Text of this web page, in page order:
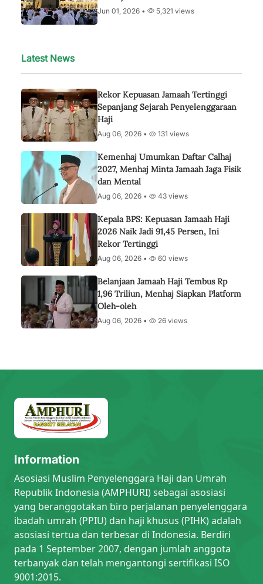
Jun 01, 2026 • 5,321 views
Latest News
Rekor Kepuasan Jamaah Tertinggi
Sepanjang Sejarah Penyelenggaraan
Haji
Aug 06, 2026 • 131 views
Kemenhaj Umumkan Daftar Calhaj
2027, Menhaj Minta Jamaah Jaga Fisik
dan Mental
Aug 06, 2026 • 43 views
Kepala BPS: Kepuasan Jamaah Haji
2026 Naik Jadi 91,45 Persen, Ini
Rekor Tertinggi
Aug 06, 2026 • 60 views
Belanjaan Jamaah Haji Tembus Rp
1,96 Triliun, Menhaj Siapkan Platform
Oleh-oleh
Aug 06, 2026 • 26 views
Information
Asosiasi Muslim Penyelenggara Haji dan Umrah
Republik Indonesia (AMPHURI) sebagai asosiasi
yang beranggotakan biro perjalanan penyelenggara
ibadah umrah (PPIU) dan haji khusus (PIHK) adalah
asosiasi tertua dan terbesar di Indonesia. Berdiri
pada 1 September 2007, dengan jumlah anggota
terbanyak dan telah mengantongi sertifikasi ISO
9001:2015.